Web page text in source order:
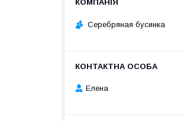
Серебряная бусинка
Елена